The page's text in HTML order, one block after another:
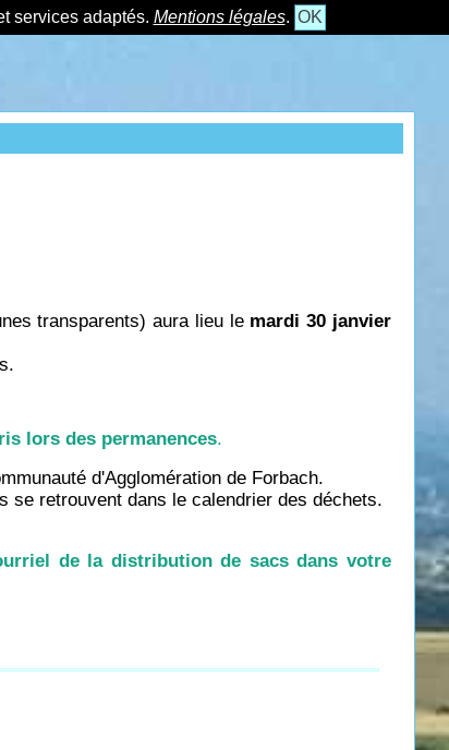
services adaptés. Mentions légales. OK
transparents) aura lieu le mardi 30 janvier
lors des permanences.
d'Agglomération de Forbach.
se retrouvent dans le calendrier des déchets.
de la distribution de sacs dans votre